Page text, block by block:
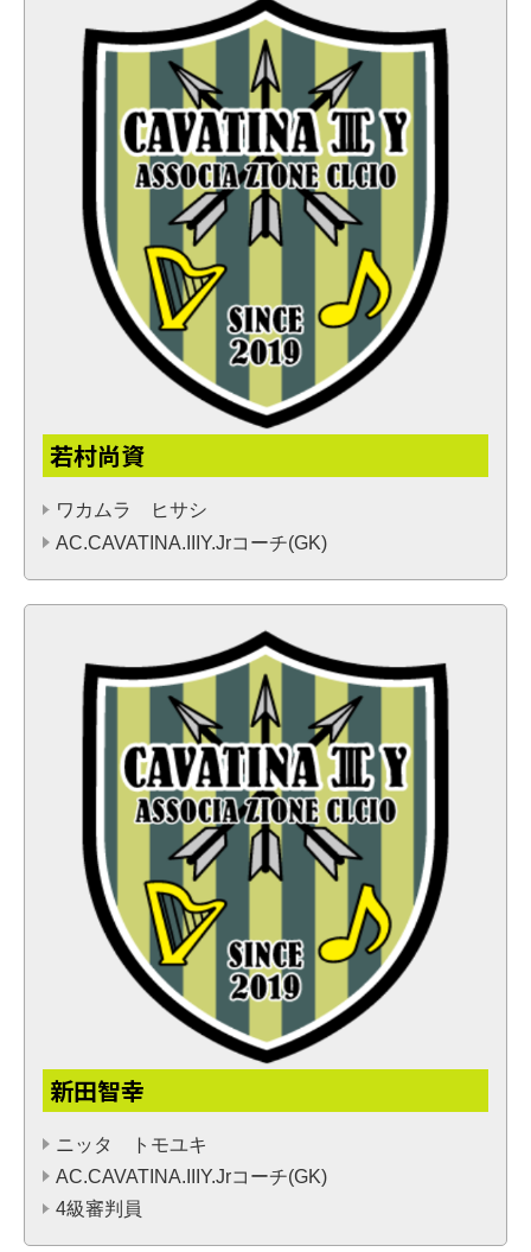
若村尚資
ワカムラ ヒサシ
AC.CAVATINA.IIIY.Jrコーチ(GK)
新田智幸
ニッタ トモユキ
AC.CAVATINA.IIIY.Jrコーチ(GK)
4級審判員